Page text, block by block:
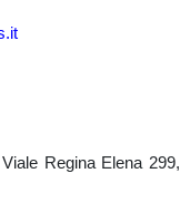
Regina Elena 299,